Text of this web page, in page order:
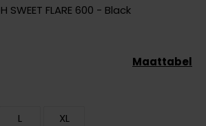
SWEET FLARE 600 - Black
L XL
Maattabel